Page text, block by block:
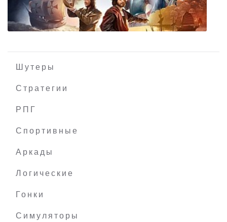
Шутеры
Стратегии
РПГ
Спортивные
Аркады
Логические
Гонки
Симуляторы